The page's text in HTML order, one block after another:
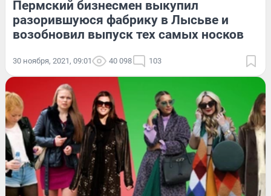
Пермский бизнесмен выкупил
разорившуюся фабрику в Лысьве и
возобновил выпуск тех самых носков
30 ноября, 2021, 09:01 40 098 103